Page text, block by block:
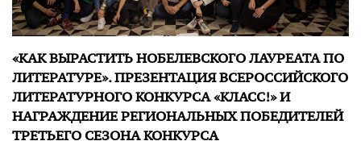
«КАК ВЫРАСТИТЬ НОБЕЛЕВСКОГО ЛАУРЕАТА ПО
ЛИТЕРАТУРЕ». ПРЕЗЕНТАЦИЯ ВСЕРОССИЙСКОГО
ЛИТЕРАТУРНОГО КОНКУРСА «КЛАСС!» И
НАГРАЖДЕНИЕ РЕГИОНАЛЬНЫХ ПОБЕДИТЕЛЕЙ
ТРЕТЬЕГО СЕЗОНА КОНКУРСА